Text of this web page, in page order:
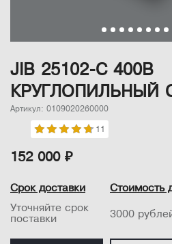
JIB 25102-C 400B
КРУГЛОПИЛЬНЫЙ
Артикул: 0109020260000
11
152 000 ₽
Срок доставки
Уточняйте срок
поставки
Стоимость
3000